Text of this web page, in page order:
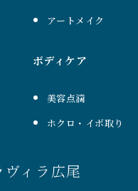
アートメイク
ボディケア
美容点滴
ホクロ・イボ取り
ィラ広尾